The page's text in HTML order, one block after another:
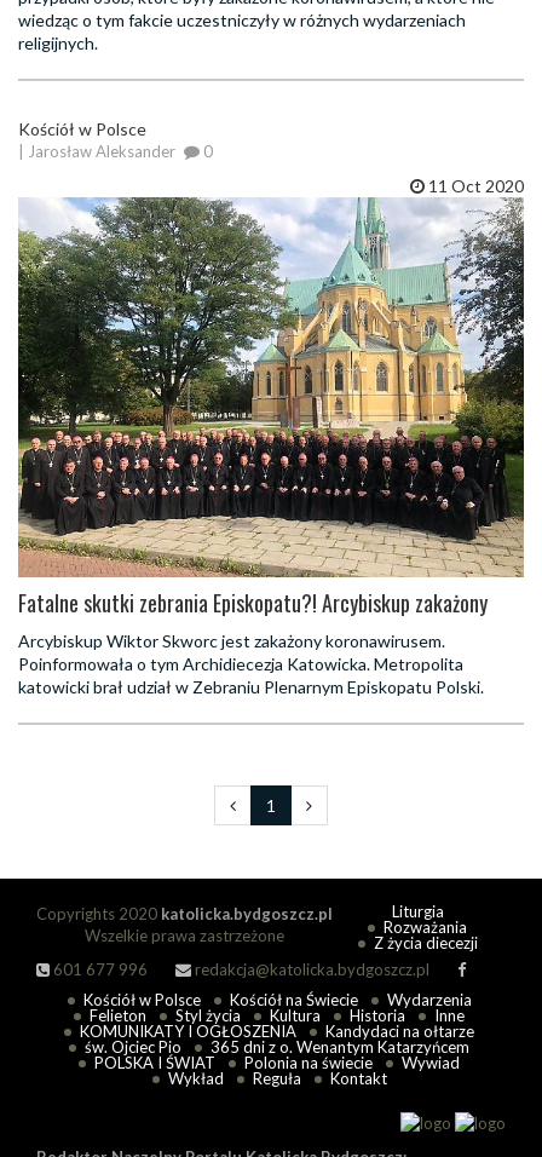
wiedząc o tym fakcie uczestniczyły w różnych wydarzeniach
religijnych.
Kościół w Polsce
| Jarosław Aleksander 0
11 Oct 2020
Fatalne skutki zebrania Episkopatu?! Arcybiskup zakażony
Arcybiskup Wiktor Skworc jest zakażony koronawirusem.
Poinformowała o tym Archidiecezja Katowicka. Metropolita
katowicki brał udział w Zebraniu Plenarnym Episkopatu Polski.
1
Copyrights 2020 katolicka.bydgoszcz.pl
Wszelkie prawa zastrzeżone
601 677 996
redakcja@katolicka.bydgoszcz.pl
Liturgia
Rozważania
Z życia diecezji
Kościół w Polsce Kościół na Świecie
Wydarzenia
Felieton
Styl życia Kultura Historia
Inne
KOMUNIKATY I OGŁOSZENIA
Kandydaci na ołtarze
św. Ojciec Pio
365 dni z o. Wenantym Katarzyńcem
POLSKA I ŚWIAT
Polonia na świecie
Wywiad
Wykład
Reguła Kontakt